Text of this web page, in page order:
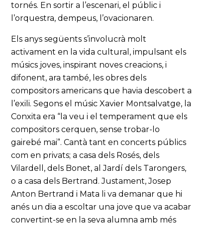
tornés. En sortir a l’escenari, el públic i
l’orquestra, dempeus, l’ovacionaren.
Els anys següents s’involucrà molt
activament en la vida cultural, impulsant els
músics joves, inspirant noves creacions, i
difonent, ara també, les obres dels
compositors americans que havia descobert a
l’exili. Segons el músic Xavier Montsalvatge, la
Conxita era “la veu i el temperament que els
compositors cerquen, sense trobar-lo
gairebé mai”. Cantà tant en concerts públics
com en privats; a casa dels Rosés, dels
Vilardell, dels Bonet, al Jardí dels Tarongers,
o a casa dels Bertrand. Justament, Josep
Anton Bertrand i Mata li va demanar que hi
anés un dia a escoltar una jove que va acabar
convertint-se en la seva alumna amb més